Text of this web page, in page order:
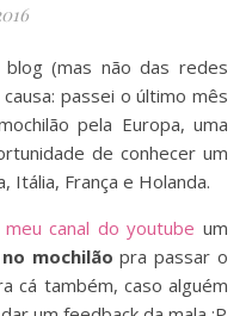
passei o último mês
pela Europa, uma
de conhecer um
Itália, França e Holanda.
meu canal do youtube um
mochilãopra passar o
cá também, caso alguém